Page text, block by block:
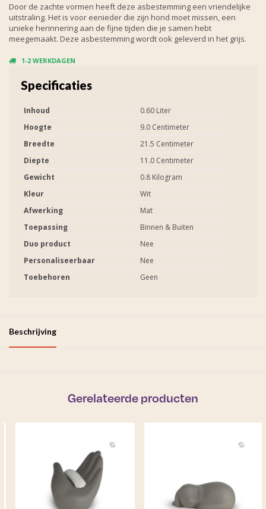
Door de zachte vormen heeft deze asbestemming een vriendelijke
uitstraling. Het is voor eenieder die zijn hond moet missen, een
unieke herinnering aan de fijne tijden die je samen hebt
meegemaakt. Deze asbestemming wordt ook geleverd in het grijs.
1-2 WERKDAGEN
Specificaties
Inhoud
0.60 Liter
Hoogte
9.0 Centimeter
Breedte
21.5 Centimeter
Diepte
11.0 Centimeter
Gewicht
0.8 Kilogram
Kleur
Wit
Afwerking
Mat
Toepassing
Binnen & Buiten
Duo product
Nee
Personaliseerbaar
Nee
Toebehoren
Geen
Beschrijving
Gerelateerde producten